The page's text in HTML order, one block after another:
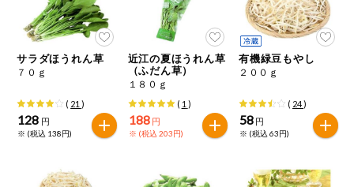
サラダほうれん草
７０ｇ
( 21 )
128 円
※ (税込 138円)
近江の夏ほうれん草
（ふだん草）
１８０ｇ
( 1 )
188 円
※ (税込 203円)
有機緑豆もやし
２００ｇ
( 24)
58 円
※ (税込 63円)